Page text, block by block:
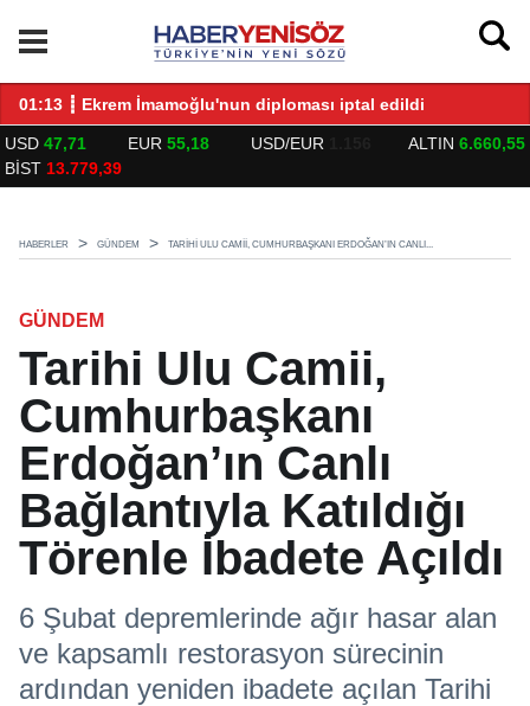
BULUŞTU
01:13 ┋ Ekrem İmamoğlu'nun diploması iptal edildi
USD 47,71 EUR 55,18 USD/EUR ALTIN 6.660,55
BİST 13.779,39
HABERLER GÜNDEM TARIHI ULU CAMII, CUMHURBAŞKANI ERDOĞAN’IN CANLI...
GÜNDEM
Tarihi Ulu Camii,
Cumhurbaşkanı
Erdoğan’ın Canlı
Bağlantıyla Katıldığı
Törenle İbadete Açıldı
6 Şubat depremlerinde ağır hasar alan
ve kapsamlı restorasyon sürecinin
ardından yeniden ibadete açılan Tarihi